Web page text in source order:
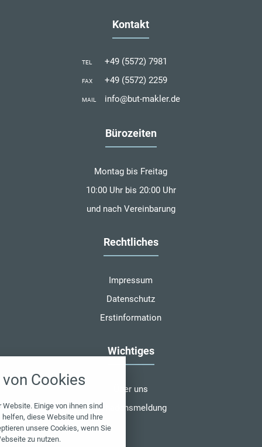
Kontakt
TEL +49 (5572) 7981
FAX +49 (5572) 2259
MAIL info@but-makler.de
Bürozeiten
Montag bis Freitag
10:00 Uhr bis 20:00 Uhr
und nach Vereinbarung
Rechtliches
Impressum
Datenschutz
Erstinformation
Wichtiges
Über uns
Schadensmeldung
Cookies
Einige von ihnen sind
diese Website und Ihre
unsere Cookies, wenn Sie
zu nutzen.
alle verwendeten Cookies und
zu blockieren.
Notwendig